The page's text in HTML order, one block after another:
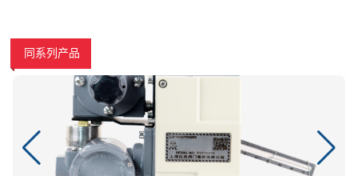
同系列产品